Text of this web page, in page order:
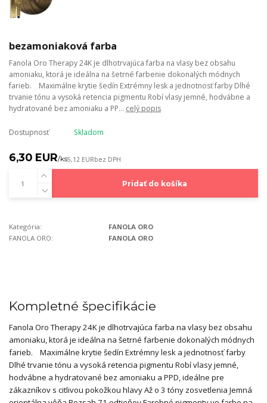
bezamoniaková farba
Fanola Oro Therapy 24K je dlhotrvajúca farba na vlasy bez obsahu
amoniaku, ktorá je ideálna na šetrné farbenie dokonalých módnych
farieb. Maximálne krytie šedín Extrémny lesk a jednotnosť farby Dlhé
trvanie tónu a vysoká retencia pigmentu Robí vlasy jemné, hodvábne a
hydratované bez amoniaku a PP... celý popis
Dostupnosť Skladom
6,30 EUR/ks5,12 EURbez DPH
Pridať do košíka
Kategória:
FANOLA ORO
FANOLA ORO:
FANOLA ORO
Kompletné špecifikácie
Fanola Oro Therapy 24K je dlhotrvajúca farba na vlasy bez obsahu
amoniaku, ktorá je ideálna na šetrné farbenie dokonalých módnych
farieb. Maximálne krytie šedín Extrémny lesk a jednotnosť farby
Dlhé trvanie tónu a vysoká retencia pigmentu Robí vlasy jemné,
hodvábne a hydratované bez amoniaku a PPD, ideálne pre
zákazníkov s citlivou pokožkou hlavy Až o 3 tóny zosvetlenia Jemná